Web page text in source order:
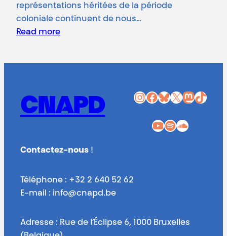
représentations héritées de la période
coloniale continuent de nous…
Read more
CNAPD InstagramFacebook Bluesky X Mastodon TikTok
YouTube Spotify SoundCloud
Contactez-nous !
Téléphone : +32 2 640 52 62
E-mail : info@cnapd.be
Adresse : Rue de l’Éclipse 6, 1000 Bruxelles